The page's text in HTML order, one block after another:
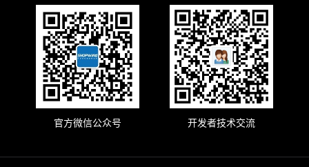
官方微信公众号 开发者技术交流